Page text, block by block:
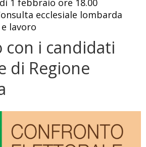
ecclesiale lombarda
lavoro
i candidati
di Regione